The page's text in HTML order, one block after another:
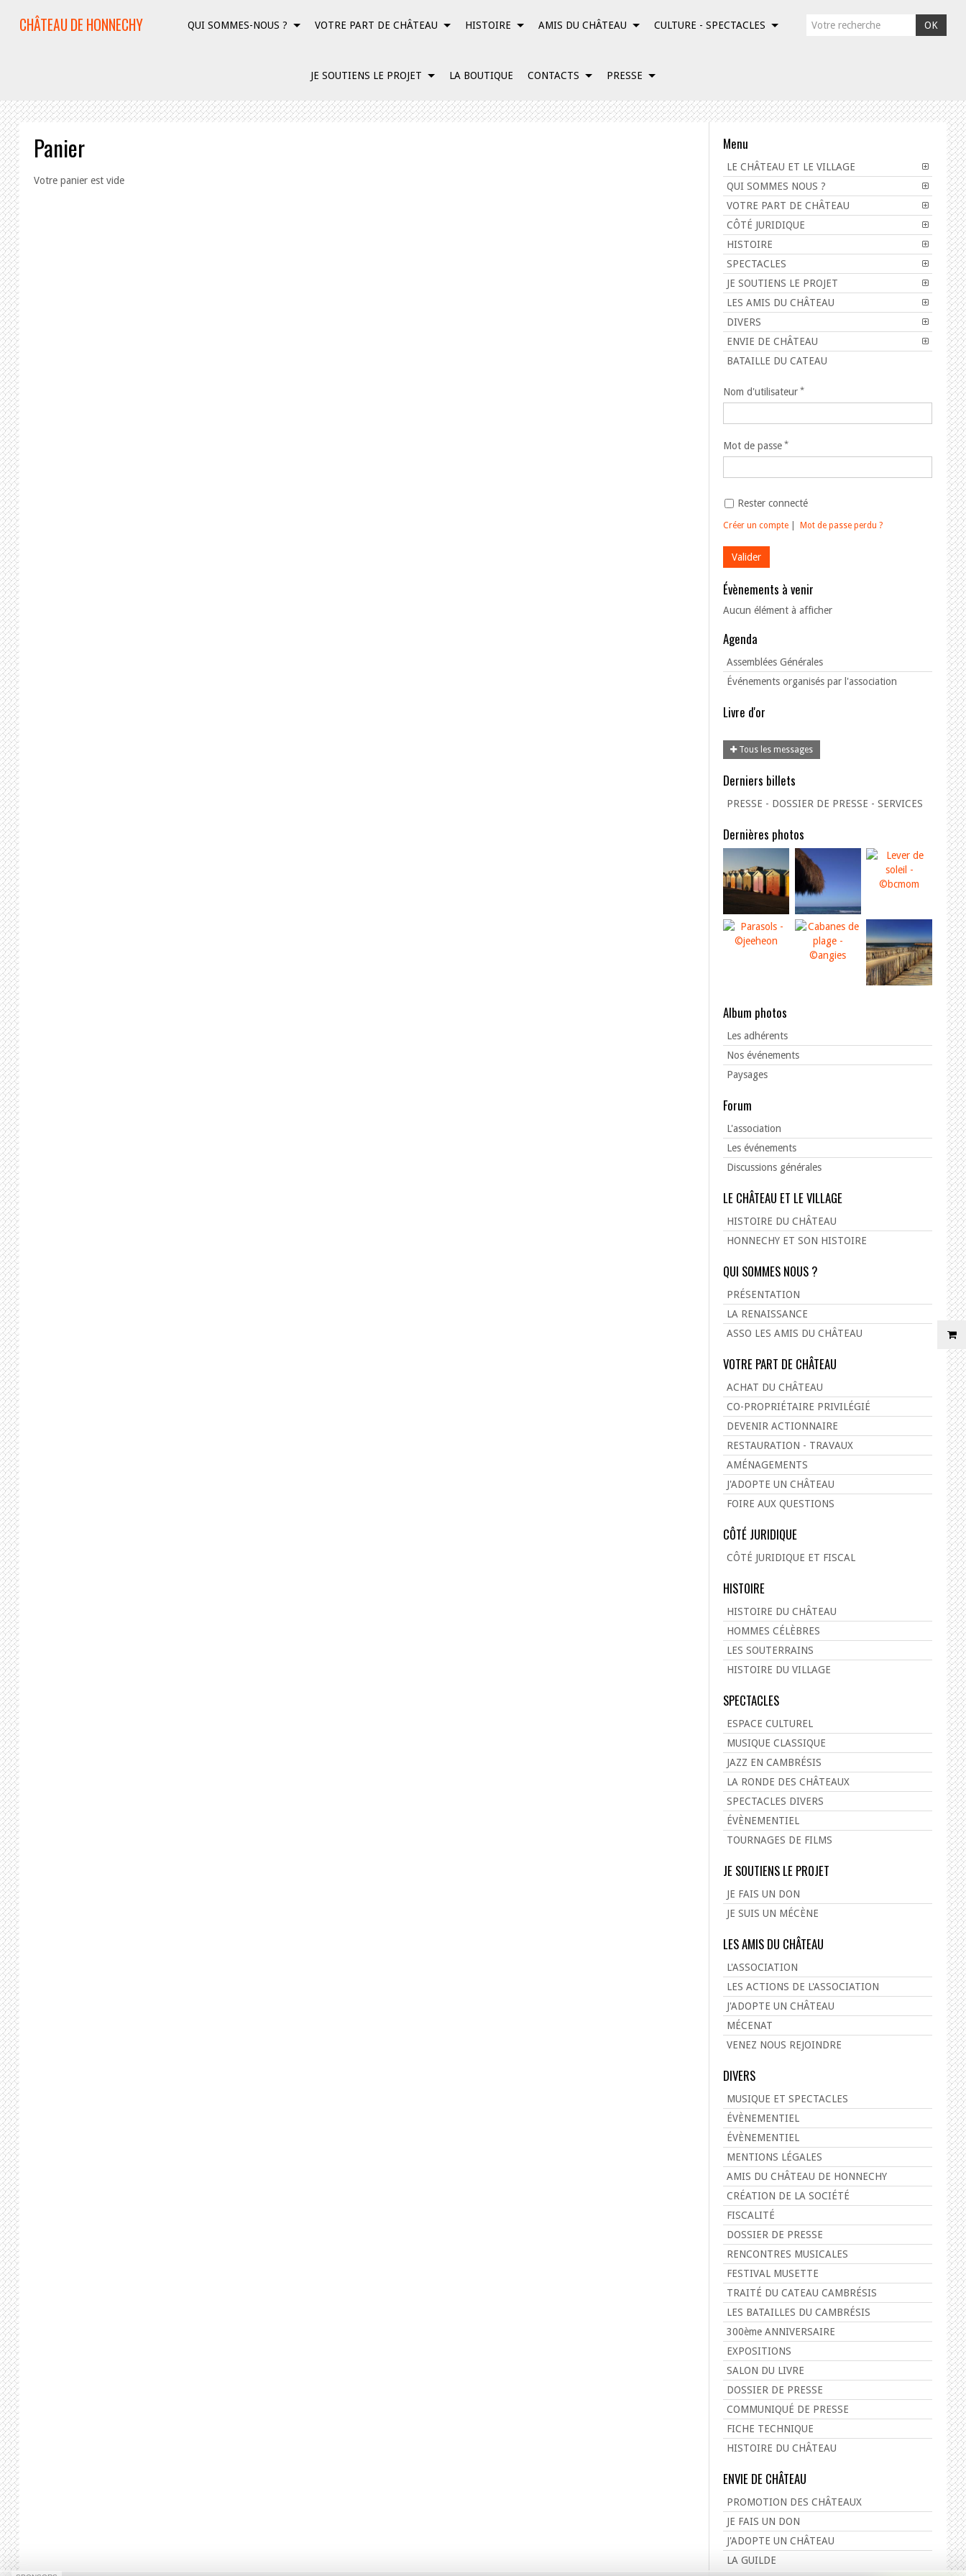
CHÂTEAU DE HONNECHY OK
QUI SOMMES-NOUS ? VOTRE PART DE CHÂTEAU HISTOIRE AMIS DU CHÂTEAU CULTURE - SPECTACLES
JE SOUTIENS LE PROJET LA BOUTIQUE CONTACTS PRESSE
Panier
Votre panier est vide
Menu
LE CHÂTEAU ET LE VILLAGE
QUI SOMMES NOUS ?
VOTRE PART DE CHÂTEAU
CÔTÉ JURIDIQUE
HISTOIRE
SPECTACLES
JE SOUTIENS LE PROJET
LES AMIS DU CHÂTEAU
DIVERS
ENVIE DE CHÂTEAU
BATAILLE DU CATEAU
Nom d'utilisateur
Mot de passe
Rester connecté
Créer un compte Mot de passe perdu ?
Évènements à venir
Aucun élément à afficher
Agenda
Assemblées Générales
Événements organisés par l'association
Livre d'or
Tous les messages
Derniers billets
PRESSE - DOSSIER DE PRESSE - SERVICES
Dernières photos
Album photos
Les adhérents
Nos événements
Paysages
Forum
L'association
Les événements
Discussions générales
LE CHÂTEAU ET LE VILLAGE
HISTOIRE DU CHÂTEAU
HONNECHY ET SON HISTOIRE
QUI SOMMES NOUS ?
PRÉSENTATION
LA RENAISSANCE
ASSO LES AMIS DU CHÂTEAU
VOTRE PART DE CHÂTEAU
ACHAT DU CHÂTEAU
CO-PROPRIÉTAIRE PRIVILÉGIÉ
DEVENIR ACTIONNAIRE
RESTAURATION - TRAVAUX
AMÉNAGEMENTS
J'ADOPTE UN CHÂTEAU
FOIRE AUX QUESTIONS
CÔTÉ JURIDIQUE
CÔTÉ JURIDIQUE ET FISCAL
HISTOIRE
HISTOIRE DU CHÂTEAU
HOMMES CÉLÈBRES
LES SOUTERRAINS
HISTOIRE DU VILLAGE
SPECTACLES
ESPACE CULTUREL
MUSIQUE CLASSIQUE
JAZZ EN CAMBRÉSIS
LA RONDE DES CHÂTEAUX
SPECTACLES DIVERS
ÉVÈNEMENTIEL
TOURNAGES DE FILMS
JE SOUTIENS LE PROJET
JE FAIS UN DON
JE SUIS UN MÉCÈNE
LES AMIS DU CHÂTEAU
L'ASSOCIATION
LES ACTIONS DE L'ASSOCIATION
J'ADOPTE UN CHÂTEAU
MÉCENAT
VENEZ NOUS REJOINDRE
DIVERS
MUSIQUE ET SPECTACLES
ÉVÈNEMENTIEL
ÉVÈNEMENTIEL
MENTIONS LÉGALES
AMIS DU CHÂTEAU DE HONNECHY
CRÉATION DE LA SOCIÉTÉ
FISCALITÉ
DOSSIER DE PRESSE
RENCONTRES MUSICALES
FESTIVAL MUSETTE
TRAITÉ DU CATEAU CAMBRÉSIS
LES BATAILLES DU CAMBRÉSIS
300ème ANNIVERSAIRE
EXPOSITIONS
SALON DU LIVRE
DOSSIER DE PRESSE
COMMUNIQUÉ DE PRESSE
FICHE TECHNIQUE
HISTOIRE DU CHÂTEAU
ENVIE DE CHÂTEAU
PROMOTION DES CHÂTEAUX
JE FAIS UN DON
J'ADOPTE UN CHÂTEAU
LA GUILDE